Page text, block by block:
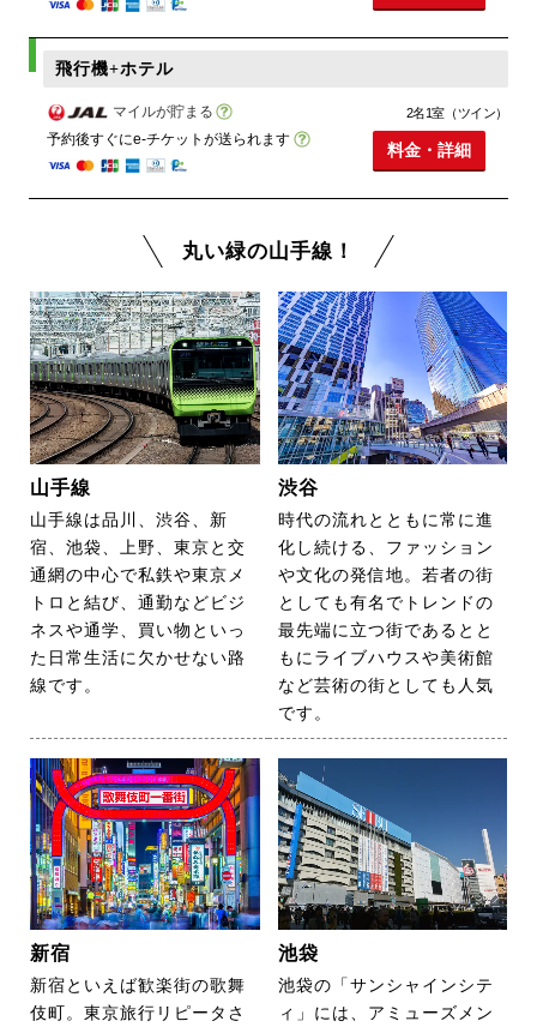
飛行機+ホテル
マイルが貯まる
予約後すぐにe-チケットが送られます
2名1室（ツイン）
料金・詳細
丸い緑の山手線！
山手線
山手線は品川、渋谷、新
宿、池袋、上野、東京と交
通網の中心で私鉄や東京メ
トロと結び、通勤などビジ
ネスや通学、買い物といっ
た日常生活に欠かせない路
線です。
渋谷
時代の流れとともに常に進
化し続ける、ファッション
や文化の発信地。若者の街
としても有名でトレンドの
最先端に立つ街であるとと
もにライブハウスや美術館
など芸術の街としても人気
です。
新宿
新宿といえば歓楽街の歌舞
伎町。東京旅行リピータさ
池袋
池袋の「サンシャインシテ
ィ」には、アミューズメン